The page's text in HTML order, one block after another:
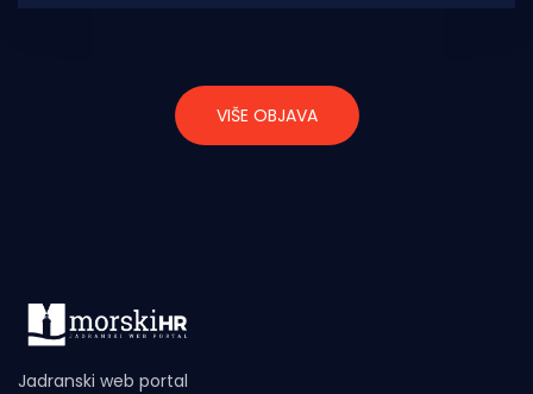
VIŠE OBJAVA
Jadranski web portal